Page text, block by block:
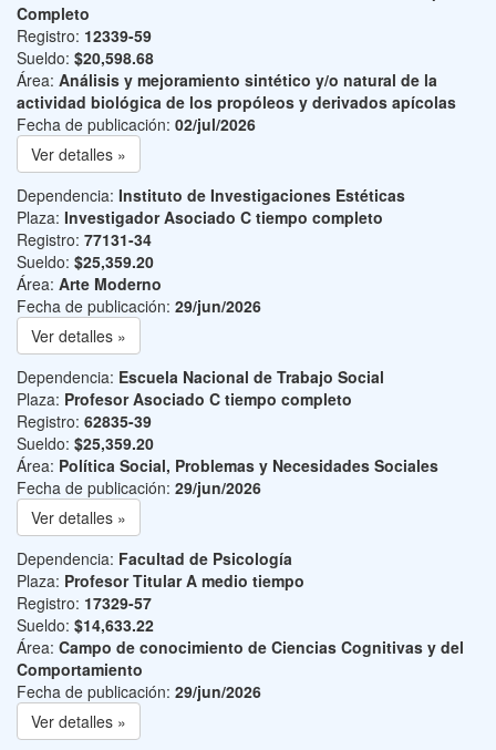
Completo
Registro: 12339-59
Sueldo: $20,598.68
Área: Análisis y mejoramiento sintético y/o natural de la
actividad biológica de los propóleos y derivados apícolas
Fecha de publicación: 02/jul/2026
Ver detalles »
Dependencia: Instituto de Investigaciones Estéticas
Plaza: Investigador Asociado C tiempo completo
Registro: 77131-34
Sueldo: $25,359.20
Área: Arte Moderno
Fecha de publicación: 29/jun/2026
Ver detalles »
Dependencia: Escuela Nacional de Trabajo Social
Plaza: Profesor Asociado C tiempo completo
Registro: 62835-39
Sueldo: $25,359.20
Área: Política Social, Problemas y Necesidades Sociales
Fecha de publicación: 29/jun/2026
Ver detalles »
Dependencia: Facultad de Psicología
Plaza: Profesor Titular A medio tiempo
Registro: 17329-57
Sueldo: $14,633.22
Área: Campo de conocimiento de Ciencias Cognitivas y del
Comportamiento
Fecha de publicación: 29/jun/2026
Ver detalles »